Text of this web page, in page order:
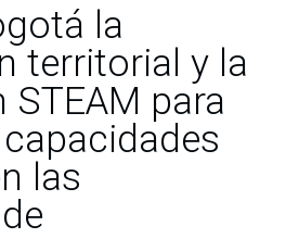
la
territorial y la
para
las